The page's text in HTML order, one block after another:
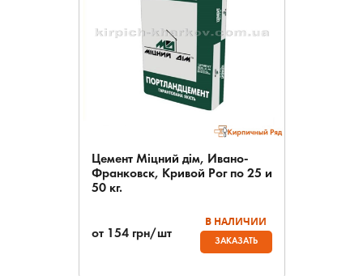
Цемент Міцний дім, Ивано-
Франковск, Кривой Рог по 25 и
50 кг.
от 154 грн/шт
В НАЛИЧИИ
ЗАКАЗАТЬ